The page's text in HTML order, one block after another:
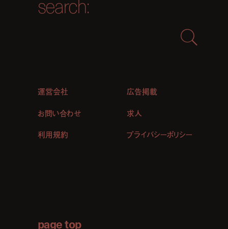
運営会社
広告掲載
お問い合わせ
求人
利用規約
プライバシーポリシー
page top